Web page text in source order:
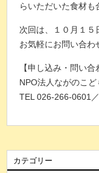
らいただいた食材も
次回は、１０月１５
お気軽にお問い合わ
【申し込み・問い合
NPO法人ながのこ
TEL 026-266-0601
カテゴリー